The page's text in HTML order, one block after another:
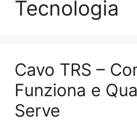
Tecnologia
Cavo TRS –
Funziona e
Serve